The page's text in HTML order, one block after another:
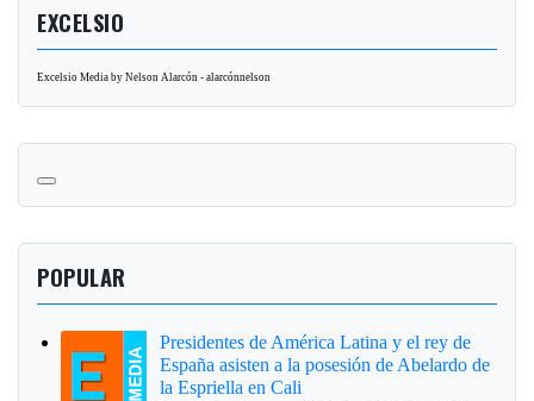
EXCELSIO
Excelsio Media by Nelson Alarcón - alarcónnelson
POPULAR
Presidentes de América Latina y el rey de
España asisten a la posesión de Abelardo de
la Espriella en Cali